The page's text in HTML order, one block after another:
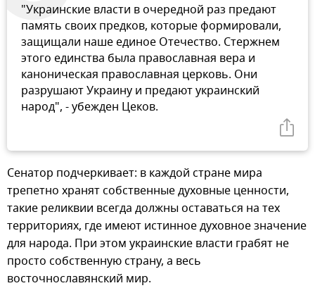
"Украинские власти в очередной раз предают
память своих предков, которые формировали,
защищали наше единое Отечество. Стержнем
этого единства была православная вера и
каноническая православная церковь. Они
разрушают Украину и предают украинский
народ", - убежден Цеков.
Сенатор подчеркивает: в каждой стране мира
трепетно хранят собственные духовные ценности,
такие реликвии всегда должны оставаться на тех
территориях, где имеют истинное духовное значение
для народа. При этом украинские власти грабят не
просто собственную страну, а весь
восточнославянский мир.